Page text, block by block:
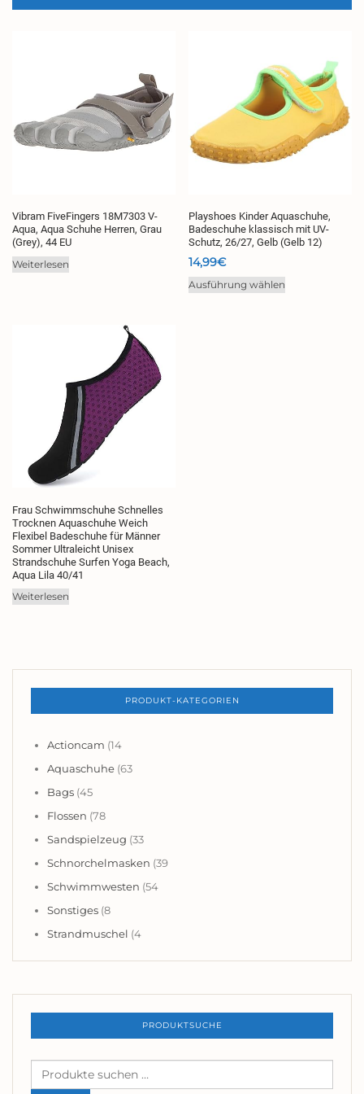
Vibram FiveFingers 18M7303 V-
Aqua, Aqua Schuhe Herren, Grau
(Grey), 44 EU
Weiterlesen
Playshoes Kinder Aquaschuhe,
Badeschuhe klassisch mit UV-
Schutz, 26/27, Gelb (Gelb 12)
14,99€
Ausführung wählen
Frau Schwimmschuhe Schnelles
Trocknen Aquaschuhe Weich
Flexibel Badeschuhe für Männer
Sommer Ultraleicht Unisex
Strandschuhe Surfen Yoga Beach,
Aqua Lila 40/41
Weiterlesen
PRODUKT-KATEGORIEN
Actioncam (14
Aquaschuhe (63
Bags (45
Flossen (78
Sandspielzeug (33
Schnorchelmasken (39
Schwimmwesten (54
Sonstiges (8
Strandmuschel (4
PRODUKTSUCHE
Suchen
nach: